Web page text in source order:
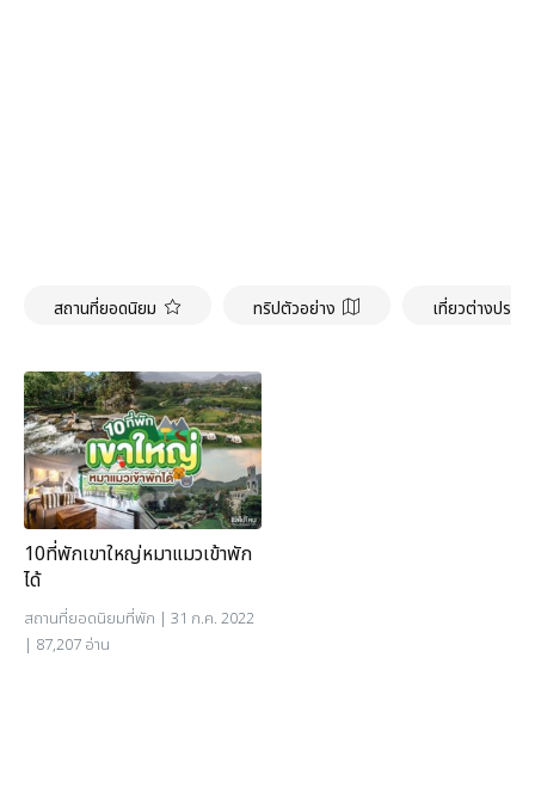
สถานที่ยอดนิยม ทริปตัวอย่าง เที่ยวต่างประเ
10ที่พักเขาใหญ่หมาแมวเข้าพัก
ได้
สถานที่ยอดนิยมที่พัก | 31 ก.ค. 2022
| 87,207 อ่าน